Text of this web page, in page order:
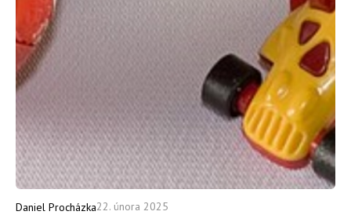
Daniel Procházka22. února 2025